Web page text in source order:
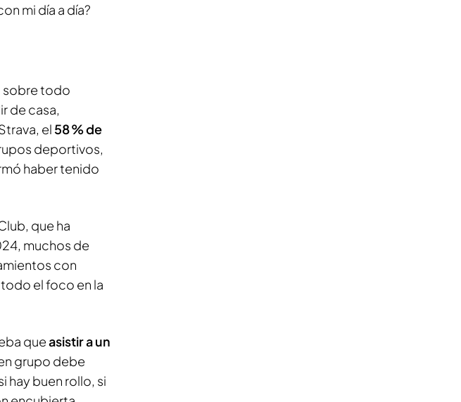
mi día a día?
sobre todo
de casa,
el 58 % de
deportivos,
haber tenido
que ha
muchos de
con
el foco en la
queasistir a un
grupo debe
hay buen rollo, si